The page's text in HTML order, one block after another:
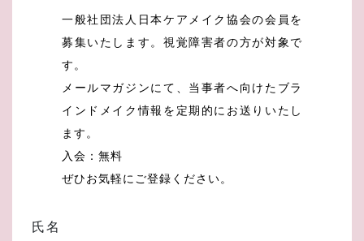
一般社団法人日本ケアメイク協会の会員を
募集いたします。視覚障害者の方が対象で
す。
メールマガジンにて、当事者へ向けたブラ
インドメイク情報を定期的にお送りいたし
ます。
入会：無料
ぜひお気軽にご登録ください。
氏名